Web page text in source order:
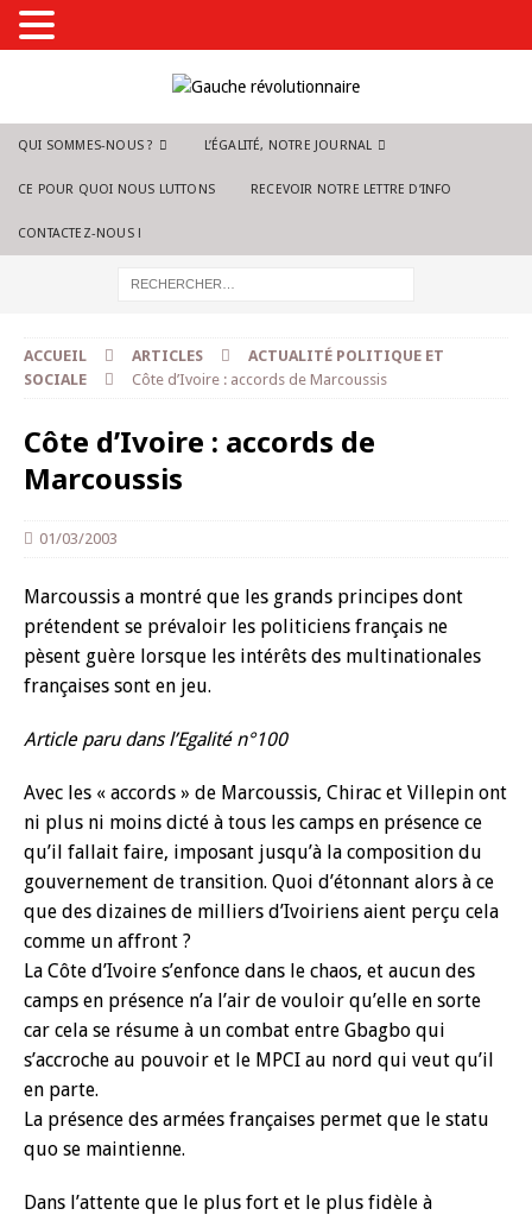
QUI SOMMES-NOUS ? L’ÉGALITÉ, NOTRE JOURNAL
CE POUR QUOI NOUS LUTTONS RECEVOIR NOTRE LETTRE D’INFO
CONTACTEZ-NOUS !
ACCUEIL ARTICLES
ACTUALITÉ POLITIQUE ET
SOCIALE
Côte d’Ivoire : accords de Marcoussis
Côte d’Ivoire : accords de
Marcoussis
01/03/2003
Marcoussis a montré que les grands principes dont
prétendent se prévaloir les politiciens français ne
pèsent guère lorsque les intérêts des multinationales
françaises sont en jeu.
Article paru dans l’Egalité n°100
Avec les « accords » de Marcoussis, Chirac et Villepin ont
ni plus ni moins dicté à tous les camps en présence ce
qu’il fallait faire, imposant jusqu’à la composition du
gouvernement de transition. Quoi d’étonnant alors à ce
que des dizaines de milliers d’Ivoiriens aient perçu cela
comme un affront ?
La Côte d’Ivoire s’enfonce dans le chaos, et aucun des
camps en présence n’a l’air de vouloir qu’elle en sorte
car cela se résume à un combat entre Gbagbo qui
s’accroche au pouvoir et le MPCI au nord qui veut qu’il
en parte.
La présence des armées françaises permet que le statu
quo se maintienne.
Dans l’attente que le plus fort et le plus fidèle à